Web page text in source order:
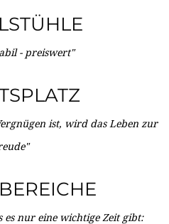
- preiswert"
ist, wird das Leben zur
es nur eine wichtige Zeit gibt: